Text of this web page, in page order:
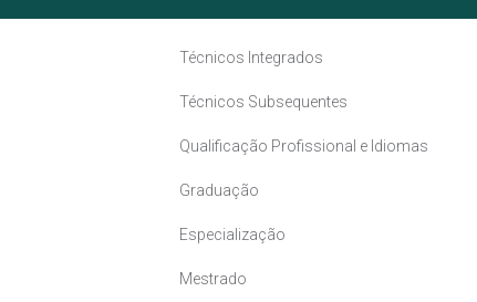
Técnicos Integrados
Técnicos Subsequentes
Qualificação Profissional e Idiomas
Graduação
Especialização
Mestrado